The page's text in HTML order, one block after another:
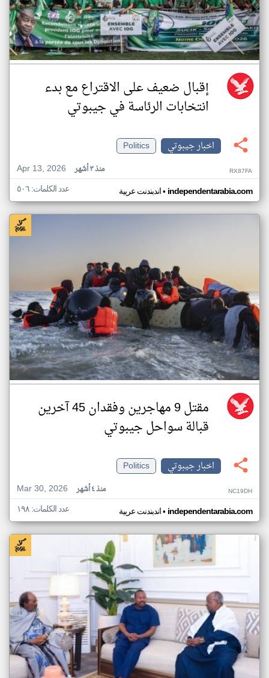
إقبال ضعيف على الاقتراع مع بدء
انتخابات الرئاسة في جيبوتي
اخبار جيبوتي
Politics
Apr 13, 2026
منذ ٣ أشهر RX87FA
اندبندنت عربية• independentarabia.com عدد الكلمات: ٥٠٦
مقتل 9 مهاجرين وفقدان 45 آخرين
قبالة سواحل جيبوتي
اخبار جيبوتي
Politics
Mar 30, 2026
منذ ٤ أشهر NC19DH
اندبندنت عربية• independentarabia.com عدد الكلمات: ١٩٨